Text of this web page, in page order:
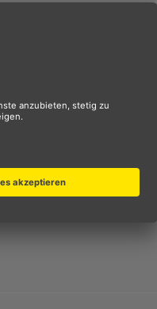
Kasse gehen und die
Deutschland,